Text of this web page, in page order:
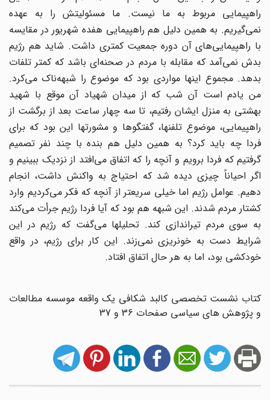
راهپیمایی مربوط به ما نیست. ما مسئولیتش را به عهده
نمی‌گیریم. به همین دلیل هم راهپیمایی هفده شهریور در مقایسه
با راهپیمایی‌های آن دوره جمعیت کمتری داشت. شاید هم رژیم
بدش نمی‌آمد که مقابله با مردم در صحنه‌ای باشد که کمتر تلفات
بدهد. مجموع اینها مواردی بود که موضوع را شبهه‌ناک می‌کرد.
من یادم است آن شب که از میدان شهیاد آن موقع با شهید
بهشتی به منزل ایشان رفتیم، تا سه چهار ساعت بعد از برگشت از
راهپیمایی، موضوع تلفنها، گفتگوها و مشورتها این بود که برای
فردا چه باید کرد؟ به همین دلیل هم بنده با چند نفر تصمیم
گرفتیم که فردا برویم و آنچه را که اتفاق می‌افتد از نزدیک ببینیم و
اگر احیاناً چیزی دیده شد که احتیاج به واکنش داشت، انجام
دهیم. عوامل رژیم اما خیلی سریعتر از آنچه که فکر می‌کردیم وارد
کشتار مردم شدند. این شبهه هم بود که آیا فردا رژیم جرأت می‌کند
به سوی مردم تیراندازی کند. تحلیلها می‌گفت که رژیم در این
شرایط دست به خونریزی نمی‌زند. این کار برای رژیم، در واقع
خودکشی بود، اما به هر حال اتفاق افتاد.
کتاب نشست تخصصی کالبد شکافی یک واقعه موسسه مطالعات
و پژوهش های سیاسی صفحات 36 و 37